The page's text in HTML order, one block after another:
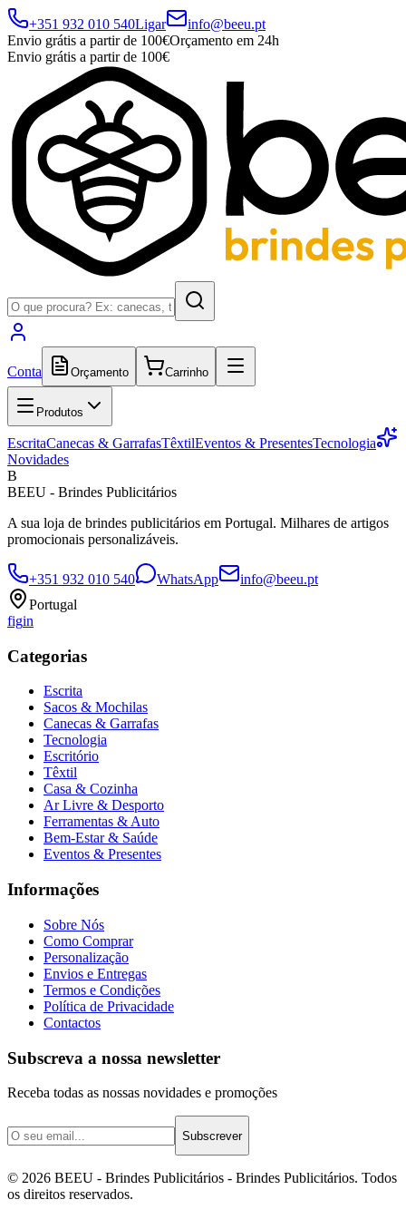
+351 932 010 540Ligar
info@beeu.pt
Envio grátis a partir de 100€Orçamento em 24h
Envio grátis a partir de 100€
Conta Orçamento Carrinho
Produtos
EscritaCanecas & GarrafasTêxtilEventos & PresentesTecnologia
Novidades
B
BEEU - Brindes Publicitários
A sua loja de brindes publicitários em Portugal. Milhares de artigos
promocionais personalizáveis.
+351 932 010 540 WhatsApp
info@beeu.pt
Portugal
figin
Categorias
Escrita
Sacos & Mochilas
Canecas & Garrafas
Tecnologia
Escritório
Têxtil
Casa & Cozinha
Ar Livre & Desporto
Ferramentas & Auto
Bem-Estar & Saúde
Eventos & Presentes
Informações
Sobre Nós
Como Comprar
Personalização
Envios e Entregas
Termos e Condições
Política de Privacidade
Contactos
Subscreva a nossa newsletter
Receba todas as nossas novidades e promoções
Subscrever
© 2026 BEEU - Brindes Publicitários - Brindes Publicitários. Todos
os direitos reservados.